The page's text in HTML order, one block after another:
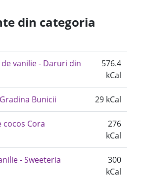
din categoria
vanilie - Daruri din
576.4
kCal
Bunicii 29 kCal
cocos Cora
276
kCal
- Sweeteria
300
kCal